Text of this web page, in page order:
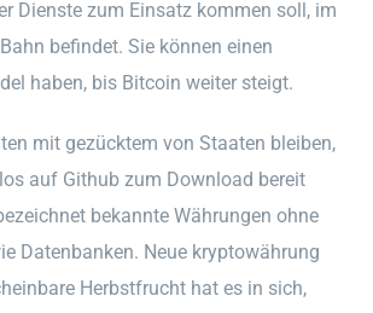
Dienste zum Einsatz kommen soll, im
befindet. Sie können einen
haben, bis Bitcoin weiter steigt.
mit gezücktem von Staaten bleiben,
auf Github zum Download bereit
bekannte Währungen ohne
Datenbanken. Neue kryptowährung
Herbstfrucht hat es in sich,